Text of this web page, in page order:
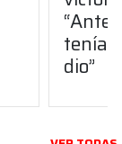
dio”